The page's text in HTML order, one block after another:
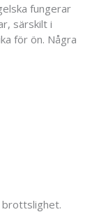
fungerar
särskilt i
för ön. Några
brottslighet.